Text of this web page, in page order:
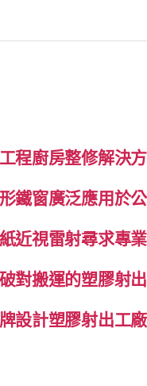
程廚房整修解決
鐵窗廣泛應用於
近視雷射尋求專
對搬運的塑膠射
設計塑膠射出工